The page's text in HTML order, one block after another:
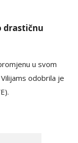
drastičnu
u svom
odobrila je